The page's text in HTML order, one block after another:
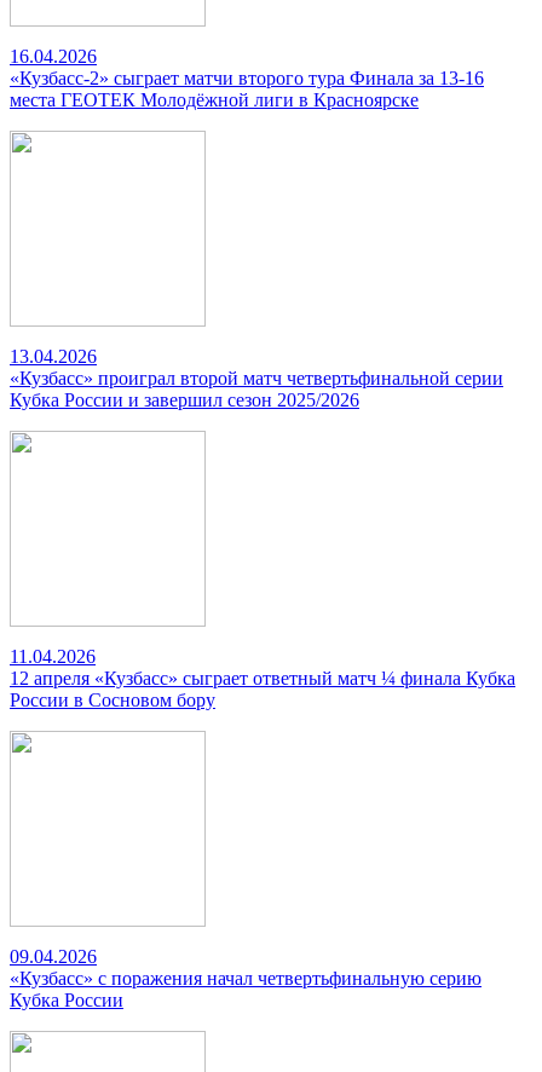
16.04.2026
«Кузбасс-2» сыграет матчи второго тура Финала за 13-16
места ГЕОТЕК Молодёжной лиги в Красноярске
13.04.2026
«Кузбасс» проиграл второй матч четвертьфинальной серии
Кубка России и завершил сезон 2025/2026
11.04.2026
12 апреля «Кузбасс» сыграет ответный матч ¼ финала Кубка
России в Сосновом бору
09.04.2026
«Кузбасс» с поражения начал четвертьфинальную серию
Кубка России